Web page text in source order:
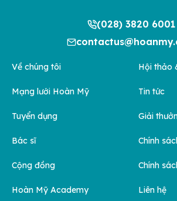
(028) 3820 6001
Về chúng tôi
Mạng lưới Hoàn Mỹ
Tuyển dụng
Bác sĩ
Cộng đồng
Hoàn Mỹ Academy
Hội thảo
Tin tức
Giải
Chính
Chính
Liên hệ